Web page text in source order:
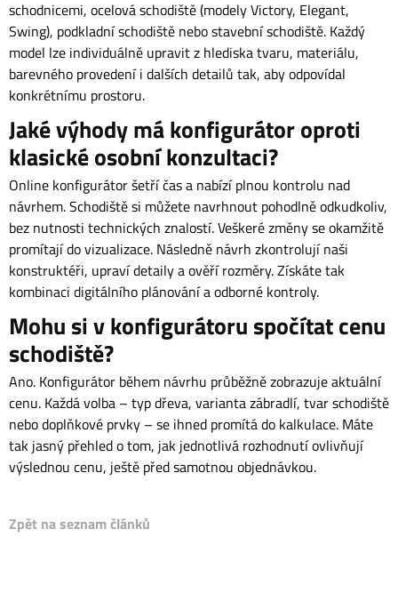
schodnicemi, ocelová schodiště (modely Victory, Elegant,
Swing), podkladní schodiště nebo stavební schodiště. Každý
model lze individuálně upravit z hlediska tvaru, materiálu,
barevného provedení i dalších detailů tak, aby odpovídal
konkrétnímu prostoru.
Jaké výhody má konfigurátor oproti
klasické osobní konzultaci?
Online konfigurátor šetří čas a nabízí plnou kontrolu nad
návrhem. Schodiště si můžete navrhnout pohodlně odkudkoliv,
bez nutnosti technických znalostí. Veškeré změny se okamžitě
promítají do vizualizace. Následně návrh zkontrolují naši
konstruktéři, upraví detaily a ověří rozměry. Získáte tak
kombinaci digitálního plánování a odborné kontroly.
Mohu si v konfigurátoru spočítat cenu
schodiště?
Ano. Konfigurátor během návrhu průběžně zobrazuje aktuální
cenu. Každá volba – typ dřeva, varianta zábradlí, tvar schodiště
nebo doplňkové prvky – se ihned promítá do kalkulace. Máte
tak jasný přehled o tom, jak jednotlivá rozhodnutí ovlivňují
výslednou cenu, ještě před samotnou objednávkou.
Zpět na seznam článků